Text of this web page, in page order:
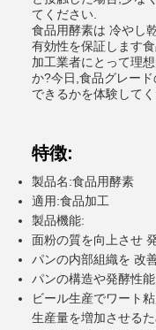
てください.
食品用酵素は 冷やし
有効性を保証します
加工業者にとって理
か?今日,食品グレー
できるかを体験して
特徴:
製品名:食品用酵素
適用:食品加工
製品機能:
面粉の質を向上させ
パンの内部組織を 改
パンの構造や発酵性
ビール生産でワート
生産量を増加させる